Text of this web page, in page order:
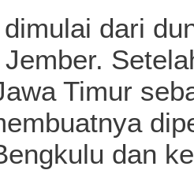
dari
Timur
dan